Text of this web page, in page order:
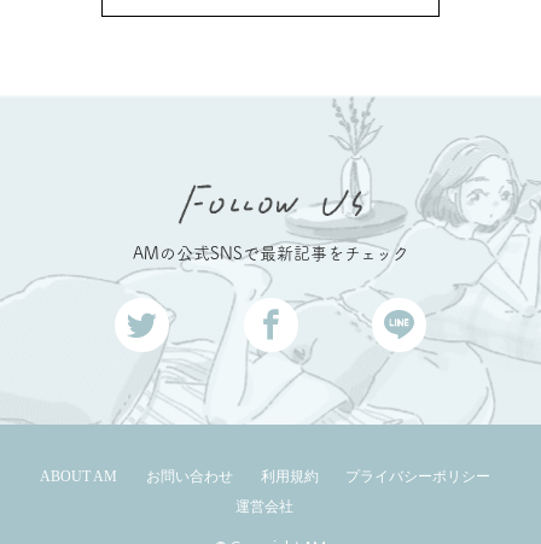
AMの公式SNSで最新記事をチェック
ABOUT AM お問い合わせ 利用規約
プライバシーポリシー
運営会社